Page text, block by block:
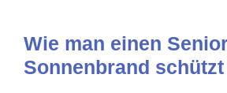
Wie man einen
Sonnenbrand schützt